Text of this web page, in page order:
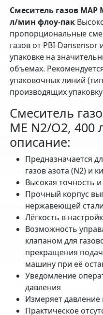
Смеситель газов MAP
л/мин флоу-пак
пропорциональные
газов от PBI-Dansensor
упаковке на
объемах.
упаковочных линий
производящих упаковку
Смеситель
ME N2/O2,
описание:
Предназначается
газов азота (N2) и
Высокая точность
Прочный корпус
нержавеющей
Лёгкость в
Возможность
клапаном для
прекращения
машину при её
Уведомление
давления
Измеряет давление
Практическое